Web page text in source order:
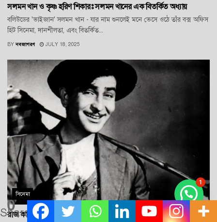
0
Shares
সলমন খান ও কৃষ্ণ হরিণ শিকারঃ সলমন খানের এক বিতর্কিত অধ্যায়
বলিউডের 'ভাইজান' সলমন খান - যার নাম শুনলেই মনে ভেসে ওঠে তাঁর বক্স অফিস
হিট সিনেমা, দানশীলতা, এবং বিতর্কিত...
BY নবজাগরণ JULY 18, 2025
সিনেমা
রাজ কাপুর: অভিনেতা ও বলিউডের কিংবদন্তী শো ম্যান
1